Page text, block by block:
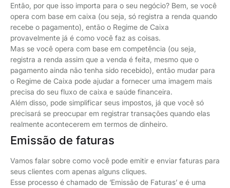
Então, por que isso importa para o seu negócio? Bem, se você
opera com base em caixa (ou seja, só registra a renda quando
recebe o pagamento), então o Regime de Caixa
provavelmente já é como você faz as coisas.
Mas se você opera com base em competência (ou seja,
registra a renda assim que a venda é feita, mesmo que o
pagamento ainda não tenha sido recebido), então mudar para
o Regime de Caixa pode ajudar a fornecer uma imagem mais
precisa do seu fluxo de caixa e saúde financeira.
Além disso, pode simplificar seus impostos, já que você só
precisará se preocupar em registrar transações quando elas
realmente acontecerem em termos de dinheiro.
Emissão de faturas
Vamos falar sobre como você pode emitir e enviar faturas para
seus clientes com apenas alguns cliques.
Esse processo é chamado de ‘Emissão de Faturas’ e é uma